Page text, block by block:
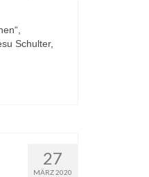
Schulter,
27
MÄRZ 2020